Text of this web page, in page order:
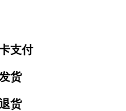
支付
货
货